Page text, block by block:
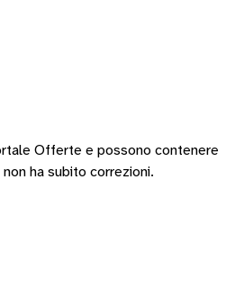
Offerte e possono contenere
ha subito correzioni.